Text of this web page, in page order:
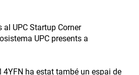
UPC Startup Corner
UPC presents a
4YFN ha estat també un espai de